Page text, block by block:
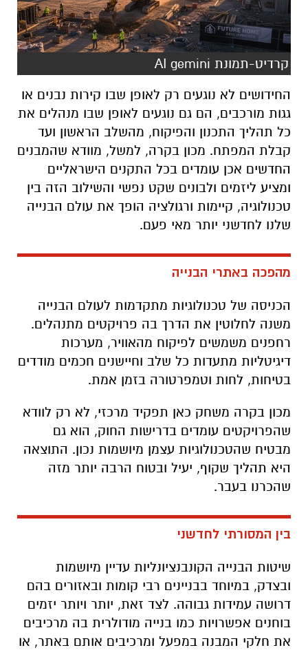
קרדיט-תמונת AI gemini
החידושים לא נוגעים רק לאופן שבו קירות נבנים או
גגות מורכבים, הם גם נוגעים לאופן שבו מנהלים את
כל תהליך התכנון והפיקוח, מהשלב הראשון ועד
קבלת המפתח. מכון בקרה, למשל, מוודא שהמבנים
החדשים אכן עומדים בכל התקנים הישראליים
ומציע ליזמים ולבונים שקט נפשי והשילוב הזה בין
טכנולוגיה, קיימות ורגולציה הופך את עולם הבנייה
שלנו לחדשני יותר מאי פעם.
מהפכה באתרי הבנייה
הכניסה של טכנולוגיות מתקדמות לעולם הבנייה
משנה לחלוטין את הדרך בה פרויקטים מתנהלים.
רחפנים משמשים לפיקוח מהאוויר, מערכות
דיגיטליות מתעדות כל שלב וחיישנים חכמים מודדים
בטיחות, לחות וטמפרטורה בזמן אמת.
מכון בקרה משחק כאן תפקיד מרכזי, לא רק לוודא
שהפרויקטים עומדים בדרישות החוק, הוא גם
מבטיח שהטכנולוגיות עצמן מיושמות נכון. התוצאה
היא תהליך שקוף, יעיל ובטוח הרבה יותר מזה
שהכרנו בעבר.
בין המסורתי לחדשני
שיטות הבנייה הקונבנציונליות עדיין מיושמות
ובצדק, במיוחד בבניינים רבי קומות ובאזורים בהם
דרושה עמידות גבוהה. לצד זאת, יותר ויותר יזמים
בוחנים אפשרויות כמו בנייה מודולרית בה מרכיבים
את חלקי המבנה במפעל ומרכיבים אותם באתר, או